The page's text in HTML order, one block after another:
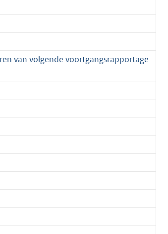
van volgende voortgangsrapportage